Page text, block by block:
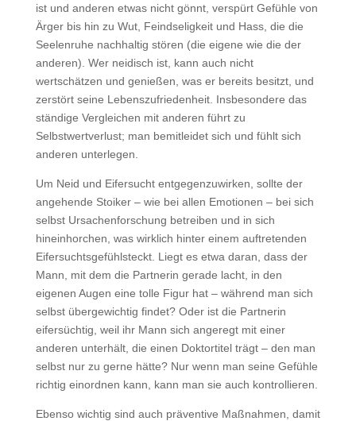
ist und anderen etwas nicht gönnt, verspürt Gefühle von
Ärger bis hin zu Wut, Feindseligkeit und Hass, die die
Seelenruhe nachhaltig stören (die eigene wie die der
anderen). Wer neidisch ist, kann auch nicht
wertschätzen und genießen, was er bereits besitzt, und
zerstört seine Lebenszufriedenheit. Insbesondere das
ständige Vergleichen mit anderen führt zu
Selbstwertverlust; man bemitleidet sich und fühlt sich
anderen unterlegen.
Um Neid und Eifersucht entgegenzuwirken, sollte der
angehende Stoiker – wie bei allen Emotionen – bei sich
selbst Ursachenforschung betreiben und in sich
hineinhorchen, was wirklich hinter einem auftretenden
Eifersuchtsgefühlsteckt. Liegt es etwa daran, dass der
Mann, mit dem die Partnerin gerade lacht, in den
eigenen Augen eine tolle Figur hat – während man sich
selbst übergewichtig findet? Oder ist die Partnerin
eifersüchtig, weil ihr Mann sich angeregt mit einer
anderen unterhält, die einen Doktortitel trägt – den man
selbst nur zu gerne hätte? Nur wenn man seine Gefühle
richtig einordnen kann, kann man sie auch kontrollieren.
Ebenso wichtig sind auch präventive Maßnahmen, damit